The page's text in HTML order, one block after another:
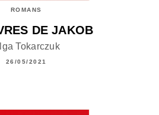
ROMANS
DE JAKOB
Tokarczuk
26/05/2021